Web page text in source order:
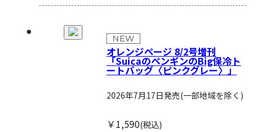
NEW
オレンジページ 8/2号増刊
「SuicaのペンギンのBig保冷ト
ートバッグ〈ピンクグレー〉」
2026年7月17日発売(一部地域を除く)
￥1,590(税込)